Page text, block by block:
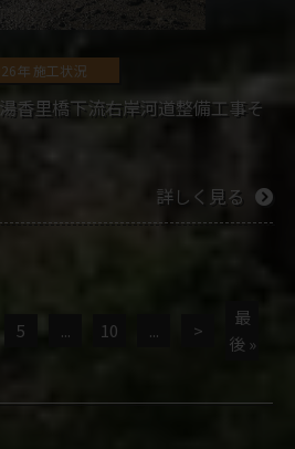
年 施工状況
香里橋下流右岸河道整備工事そ
詳しく見る
5 ... 10 ... >
最
後 »